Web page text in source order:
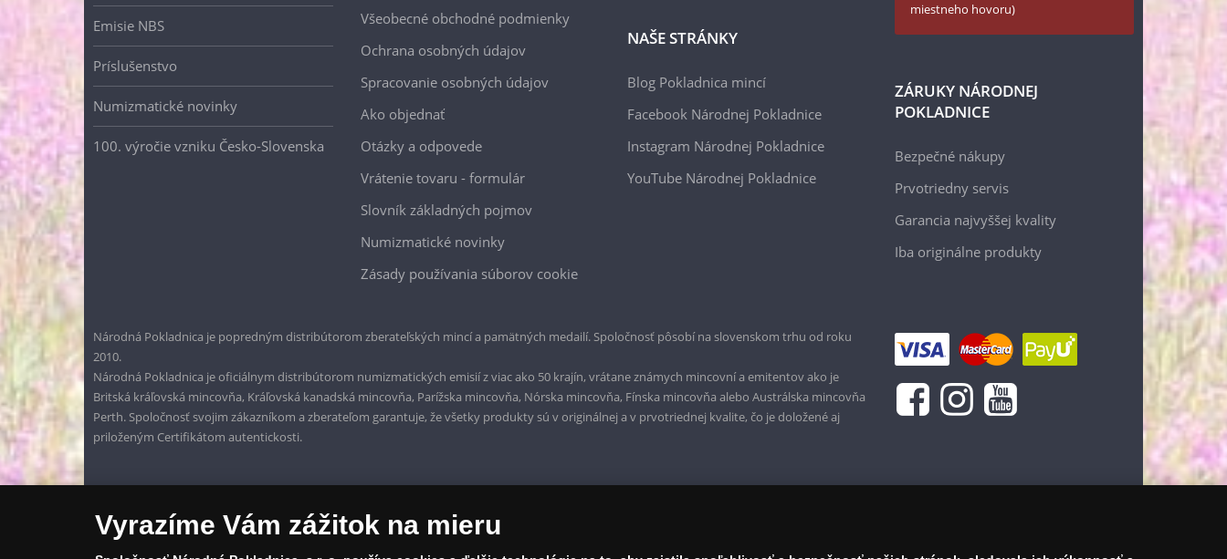
Emisie NBS
Príslušenstvo
Numizmatické novinky
100. výročie vzniku Česko-Slovenska
Všeobecné obchodné podmienky
Ochrana osobných údajov
Spracovanie osobných údajov
Ako objednať
Otázky a odpovede
Vrátenie tovaru - formulár
Slovník základných pojmov
Numizmatické novinky
Zásady používania súborov cookie
NAŠE STRÁNKY
Blog Pokladnica mincí
Facebook Národnej Pokladnice
Instagram Národnej Pokladnice
YouTube Národnej Pokladnice
miestneho hovoru)
ZÁRUKY NÁRODNEJ
POKLADNICE
Bezpečné nákupy
Prvotriedny servis
Garancia najvyššej kvality
Iba originálne produkty
Národná Pokladnica je popredným distribútorom zberateľských mincí a pamätných medailí. Spoločnosť pôsobí na slovenskom trhu od roku
2010.
Národná Pokladnica je oficiálnym distribútorom numizmatických emisií z viac ako 50 krajín, vrátane známych mincovní a emitentov ako je
Britská kráľovská mincovňa, Kráľovská kanadská mincovňa, Parížska mincovňa, Nórska mincovňa, Fínska mincovňa alebo Austrálska mincovňa
Perth. Spoločnosť svojim zákazníkom a zberateľom garantuje, že všetky produkty sú v originálnej a v prvotriednej kvalite, čo je doložené aj
priloženým Certifikátom autentickosti.
Vyrazíme Vám zážitok na mieru